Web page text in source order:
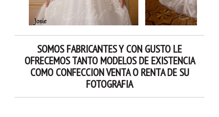
SOMOS FABRICANTES Y CON GUSTO LE
OFRECEMOS TANTO MODELOS DE EXISTENCIA
COMO CONFECCION VENTA O RENTA DE SU
FOTOGRAFIA